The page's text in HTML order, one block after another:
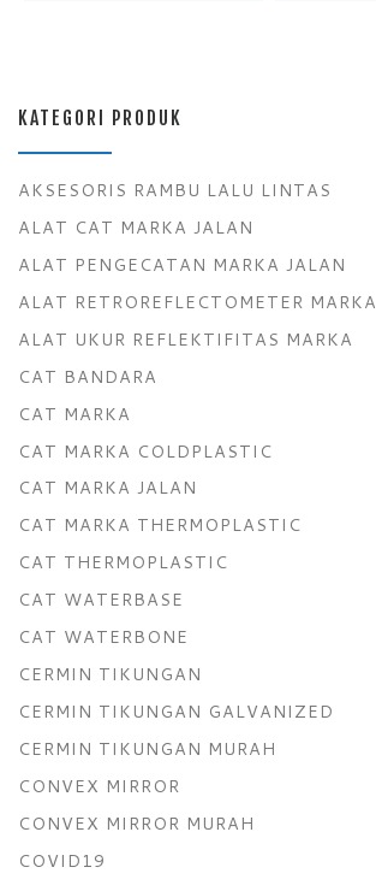
KATEGORI PRODUK
AKSESORIS RAMBU LALU LINTAS
ALAT CAT MARKA JALAN
ALAT PENGECATAN MARKA JALAN
ALAT RETROREFLECTOMETER MARKA
ALAT UKUR REFLEKTIFITAS MARKA
CAT BANDARA
CAT MARKA
CAT MARKA COLDPLASTIC
CAT MARKA JALAN
CAT MARKA THERMOPLASTIC
CAT THERMOPLASTIC
CAT WATERBASE
CAT WATERBONE
CERMIN TIKUNGAN
CERMIN TIKUNGAN GALVANIZED
CERMIN TIKUNGAN MURAH
CONVEX MIRROR
CONVEX MIRROR MURAH
COVID19